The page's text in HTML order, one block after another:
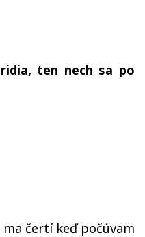
, ten nech sa po
čertí keď počúvam